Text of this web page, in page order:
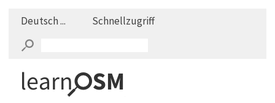
Deutsch ... Schnellzugriff